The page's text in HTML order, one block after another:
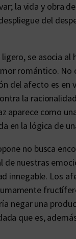
la vida y obra
del
se asocia al
romántico.
del afecto es en
la
aparece como
en la lógica de
no busca
nuestras
innegable. Los
negar una
que es,